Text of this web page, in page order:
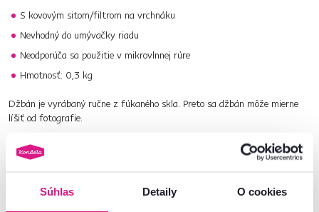
Súhlas Detaily O cookies
S kovovým sitom/filtrom na vrchnáku
Nevhodný do umývačky riadu
Neodporúča sa použitie v mikrovlnnej rúre
Hmotnosť: 0,3 kg
Džbán je vyrábaný ručne z fúkaného skla. Preto sa džbán môže mierne
líšiť od fotografie.